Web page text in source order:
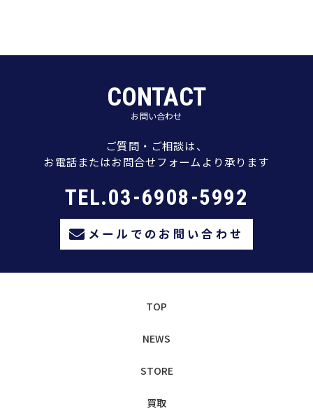
CONTACT
お問い合わせ
ご質問・ご相談は、
お電話またはお問合せフォームより承ります
TEL.03-6908-5992
メールでのお問い合わせ
TOP
NEWS
STORE
買取